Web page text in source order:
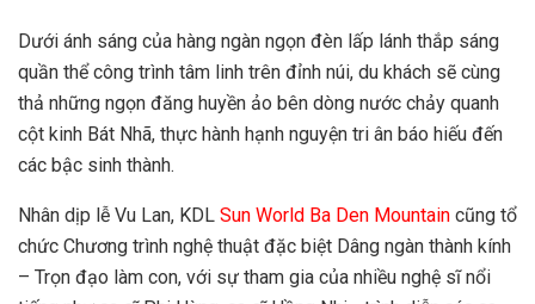
Dưới ánh sáng của hàng ngàn ngọn đèn lấp lánh thắp sáng
quần thể công trình tâm linh trên đỉnh núi, du khách sẽ cùng
thả những ngọn đăng huyền ảo bên dòng nước chảy quanh
cột kinh Bát Nhã, thực hành hạnh nguyện tri ân báo hiếu đến
các bậc sinh thành.
Nhân dịp lễ Vu Lan, KDL Sun World Ba Den Mountain cũng tổ
chức Chương trình nghệ thuật đặc biệt Dâng ngàn thành kính
– Trọn đạo làm con, với sự tham gia của nhiều nghệ sĩ nổi